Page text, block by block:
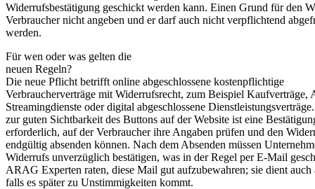
Widerrufsbestätigung geschickt werden kann. Einen Grund für den
Verbraucher nicht angeben und er darf auch nicht verpflichtend
werden.
Für wen oder was gelten die
neuen Regeln?
Die neue Pflicht betrifft online abgeschlossene kostenpflichtige
Verbraucherverträge mit Widerrufsrecht, zum Beispiel Kaufverträge,
Streamingdienste oder digital abgeschlossene
zur guten Sichtbarkeit des Buttons auf der Website ist eine
erforderlich, auf der Verbraucher ihre Angaben prüfen und den
endgültig absenden können. Nach dem Absenden müssen
Widerrufs unverzüglich bestätigen, was in der Regel per E-Mail
ARAG Experten raten, diese Mail gut aufzubewahren; sie dient auch
falls es später zu Unstimmigkeiten kommt.